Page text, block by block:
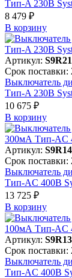
Тип-A 230В
8 479 ₽
В корзинy
Артикул:
Срок поставки:
Выключатель
Тип-A 230В
10 675 ₽
В корзинy
Артикул:
Срок поставки:
Выключатель
Тип-AC 400В
13 725 ₽
В корзинy
Артикул:
Срок поставки:
Выключатель
Тип-AC 400В